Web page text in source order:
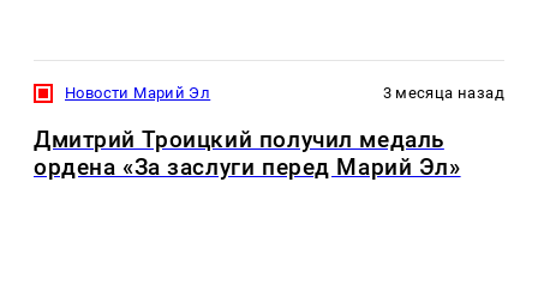
Новости Марий Эл 3 месяца назад
Дмитрий Троицкий получил медаль
ордена «За заслуги перед Марий Эл»